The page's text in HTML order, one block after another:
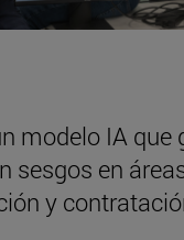
modelo IA que
sesgos en
y